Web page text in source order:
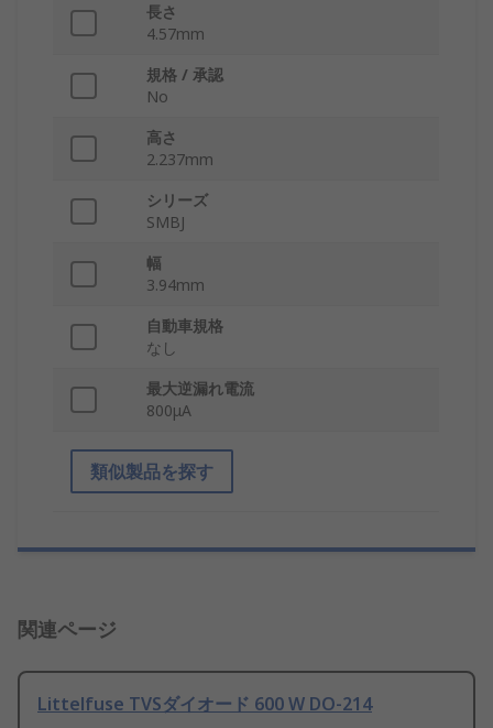
長さ
4.57mm
規格 / 承認
No
高さ
2.237mm
シリーズ
SMBJ
幅
3.94mm
自動車規格
なし
最大逆漏れ電流
800μA
類似製品を探す
関連ページ
Littelfuse TVSダイオード 600 W DO-214